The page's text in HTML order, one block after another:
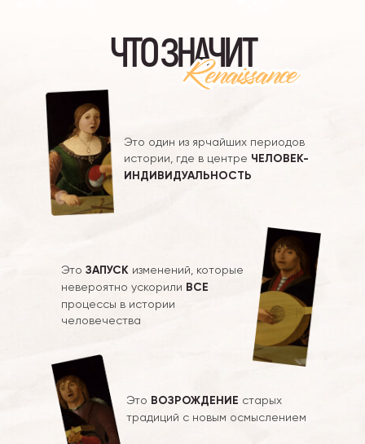
ЧТО ЗНАЧИТ
Это один из ярчайших периодов
истории, где в центре ЧЕЛОВЕК-
ИНДИВИДУАЛЬНОСТЬ
Это ЗАПУСК изменений, которые
невероятно ускорили ВСЕ
процессы в истории
человечества
Это ВОЗРОЖДЕНИЕ старых
традиций с новым осмыслением